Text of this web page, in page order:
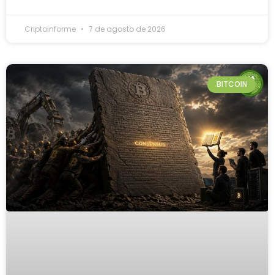
Criptoinforme 7 de agosto de 2026
BITCOIN